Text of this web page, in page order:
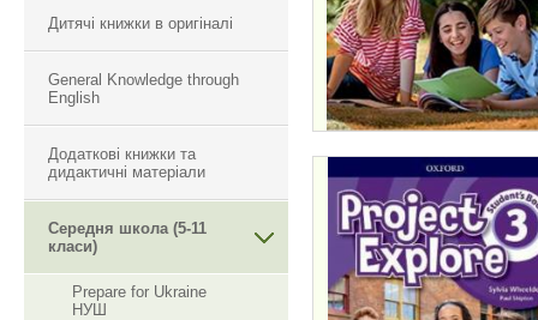
Дитячі книжки в оригіналі
General Knowledge through
English
Додаткові книжки та
дидактичні матеріали
Середня школа (5-11
класи)
Prepare for Ukraine
НУШ
PROJECT
3